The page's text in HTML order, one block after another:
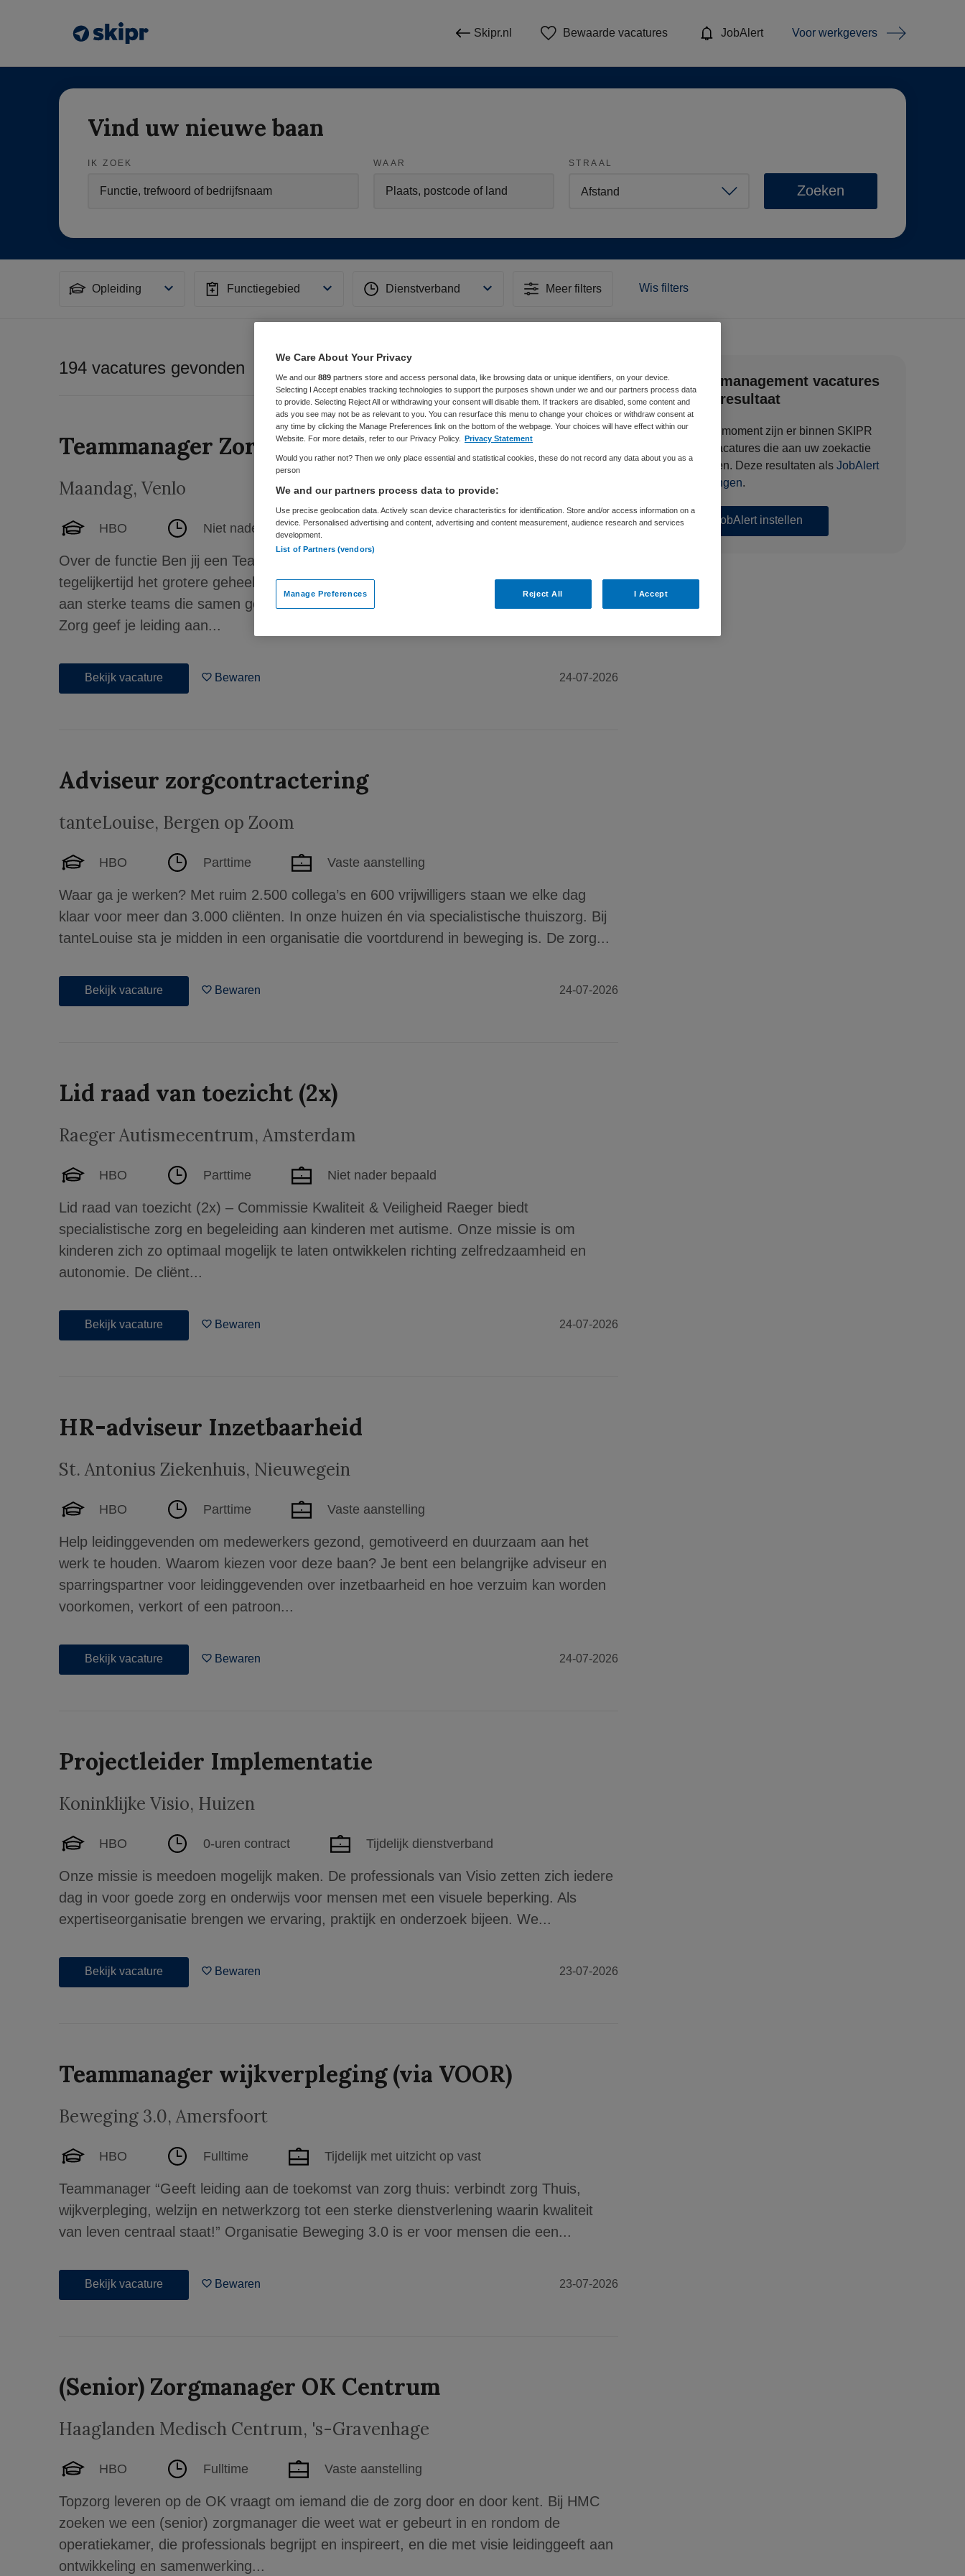
Skipr.nl Bewaarde vacatures JobAlert Voor werkgevers
Vind uw nieuwe baan
IK ZOEK WAAR STRAAL
Zoeken
Opleiding Functiegebied Dienstverband Meer filters Wis filters
Zorgmanagement vacatures
zoekresultaat
Op dit moment zijn er binnen SKIPR
194 vacatures die aan uw zoekactie
voldoen. Deze resultaten als JobAlert
ontvangen.
JobAlert instellen
194 vacatures gevonden
Teammanager Zorg
Maandag, Venlo
HBO Niet nader bepaald Niet nader bepaald
Over de functie Ben jij een Teammanager Zorg die zichtbaar is op de werkvloer en
tegelijkertijd het grotere geheel blijft zien? Jij brengt rust, richting en resultaat en bouwt
aan sterke teams die samen goede zorg leveren. Over de functie Als Teammanager
Zorg geef je leiding aan...
Bekijk vacature Bewaren 24-07-2026
Adviseur zorgcontractering
tanteLouise, Bergen op Zoom
HBO Parttime Vaste aanstelling
Waar ga je werken? Met ruim 2.500 collega’s en 600 vrijwilligers staan we elke dag
klaar voor meer dan 3.000 cliënten. In onze huizen én via specialistische thuiszorg. Bij
tanteLouise sta je midden in een organisatie die voortdurend in beweging is. De zorg...
Bekijk vacature Bewaren 24-07-2026
Lid raad van toezicht (2x)
Raeger Autismecentrum,Amsterdam
HBO Parttime Niet nader bepaald
Lid raad van toezicht (2x) – Commissie Kwaliteit & Veiligheid Raeger biedt
specialistische zorg en begeleiding aan kinderen met autisme. Onze missie is om
kinderen zich zo optimaal mogelijk te laten ontwikkelen richting zelfredzaamheid en
autonomie. De cliënt...
Bekijk vacature Bewaren 24-07-2026
HR-adviseur Inzetbaarheid
St. Antonius Ziekenhuis, Nieuwegein
HBO Parttime Vaste aanstelling
Help leidinggevenden om medewerkers gezond, gemotiveerd en duurzaam aan het
werk te houden. Waarom kiezen voor deze baan? Je bent een belangrijke adviseur en
sparringspartner voor leidinggevenden over inzetbaarheid en hoe verzuim kan worden
voorkomen, verkort of een patroon...
Bekijk vacature Bewaren 24-07-2026
Projectleider Implementatie
Koninklijke Visio, Huizen
HBO 0-uren contract Tijdelijk dienstverband
Onze missie is meedoen mogelijk maken. De professionals van Visio zetten zich iedere
dag in voor goede zorg en onderwijs voor mensen met een visuele beperking. Als
expertiseorganisatie brengen we ervaring, praktijk en onderzoek bijeen. We...
Bekijk vacature Bewaren 23-07-2026
Teammanager wijkverpleging (via VOOR)
Beweging 3.0,Amersfoort
HBO Fulltime Tijdelijk met uitzicht op vast
Teammanager “Geeft leiding aan de toekomst van zorg thuis: verbindt zorg Thuis,
wijkverpleging, welzijn en netwerkzorg tot een sterke dienstverlening waarin kwaliteit
van leven centraal staat!” Organisatie Beweging 3.0 is er voor mensen die een...
Bekijk vacature Bewaren 23-07-2026
(Senior) Zorgmanager OK Centrum
Haaglanden Medisch Centrum, 's-Gravenhage
HBO Fulltime Vaste aanstelling
Topzorg leveren op de OK vraagt om iemand die de zorg door en door kent. Bij HMC
zoeken we een (senior) zorgmanager die weet wat er gebeurt in en rondom de
operatiekamer, die professionals begrijpt en inspireert, en die met visie leidinggeeft aan
ontwikkeling en samenwerking...
We Care About Your Privacy
We and our 889 partners store and access personal data, like browsing data or unique identifiers, on your device.
Selecting I Accept enables tracking technologies to support the purposes shown under we and our partners process data
to provide. Selecting Reject All or withdrawing your consent will disable them. If trackers are disabled, some content and
ads you see may not be as relevant to you. You can resurface this menu to change your choices or withdraw consent at
any time by clicking the Manage Preferences link on the bottom of the webpage. Your choices will have effect within our
Website. For more details, refer to our Privacy Policy. Privacy Statement
Would you rather not? Then we only place essential and statistical cookies, these do not record any data about you as a
person
We and our partners process data to provide:
Use precise geolocation data. Actively scan device characteristics for identification. Store and/or access information on a
device. Personalised advertising and content, advertising and content measurement, audience research and services
development.
List of Partners (vendors)
Manage Preferences Reject All I Accept